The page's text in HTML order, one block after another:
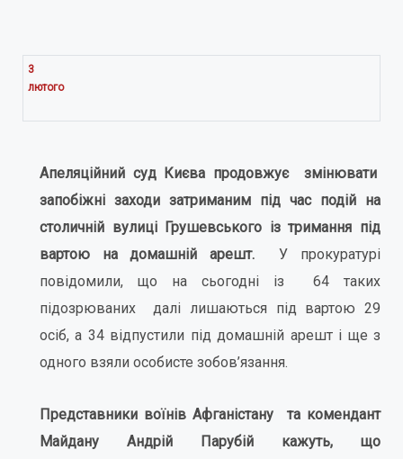
3
лютого
Апеляційний суд Києва продовжує змінювати
запобіжні заходи затриманим під час подій на
столичній вулиці Грушевського із тримання під
вартою на домашній арешт.У прокуратурі
повідомили, що на сьогодні із 64 таких
підозрюваних далі лишаються під вартою 29
осіб, а 34 відпустили під домашній арешт і ще з
одного взяли особисте зобов’язання.
Представники воїнів Афганістану та комендант
Майдану Андрій Парубій кажуть, що